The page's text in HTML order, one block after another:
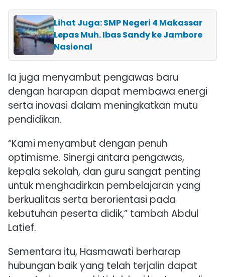
Lihat Juga: SMP Negeri 4 Makassar
Lepas Muh. Ibas Sandy ke Jambore
Nasional
Ia juga menyambut pengawas baru
dengan harapan dapat membawa energi
serta inovasi dalam meningkatkan mutu
pendidikan.
“Kami menyambut dengan penuh
optimisme. Sinergi antara pengawas,
kepala sekolah, dan guru sangat penting
untuk menghadirkan pembelajaran yang
berkualitas serta berorientasi pada
kebutuhan peserta didik,” tambah Abdul
Latief.
Sementara itu, Hasmawati berharap
hubungan baik yang telah terjalin dapat